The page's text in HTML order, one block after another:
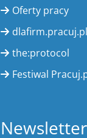
Oferty pracy
dlafirm.pracuj.pl
the:protocol
Festiwal
Newsletter